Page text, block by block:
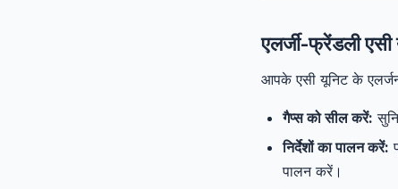
एलर्जी-फ्रेंडली
आपके एसी यूनिट के
गैप्स को सील करें:
निर्देशों का पालन करें:
पालन करें।